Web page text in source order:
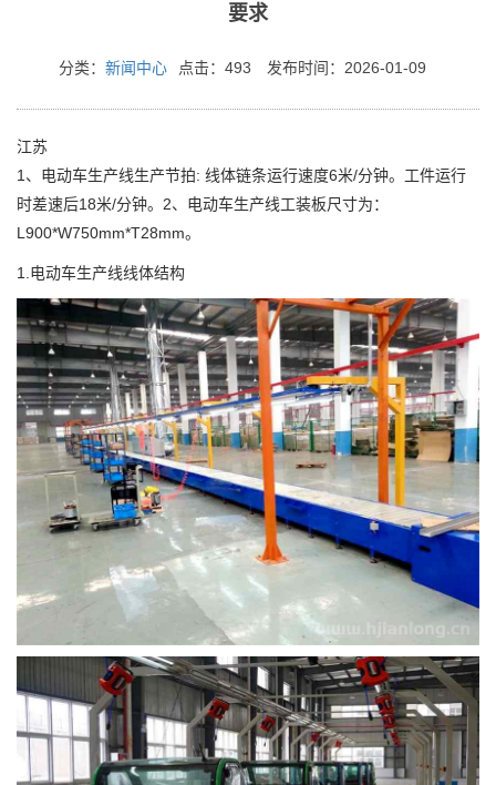
要求
分类： 新闻中心 点击：493 发布时间：2026-01-09
江苏
1、电动车生产线生产节拍: 线体链条运行速度6米/分钟。工件运行
时差速后18米/分钟。2、电动车生产线工装板尺寸为：
L900*W750mm*T28mm。
1.电动车生产线线体结构